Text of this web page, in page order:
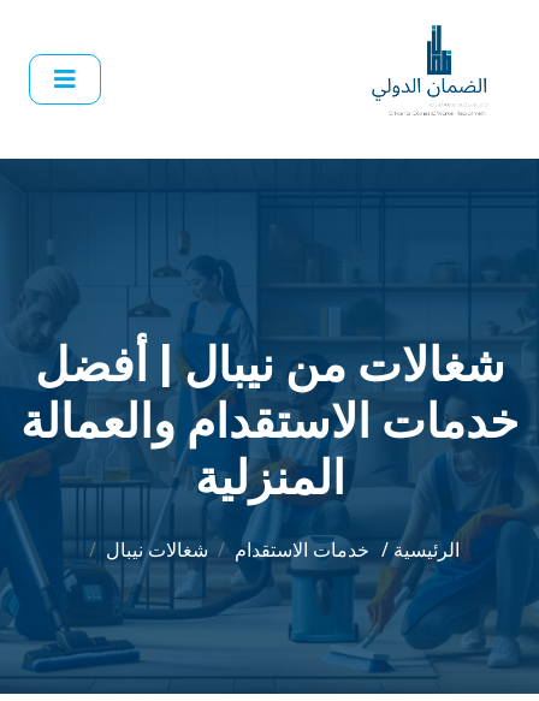
شغالات من نيبال | أفضل
خدمات الاستقدام والعمالة
المنزلية
الرئيسية / خدمات الاستقدام شغالات نيبال